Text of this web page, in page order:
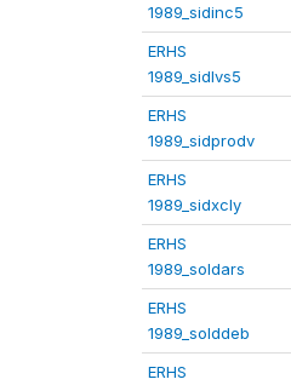
1989_sidinc5
ERHS
1989_sidlvs5
ERHS
1989_sidprodv
ERHS
1989_sidxcly
ERHS
1989_soldars
ERHS
1989_solddeb
ERHS